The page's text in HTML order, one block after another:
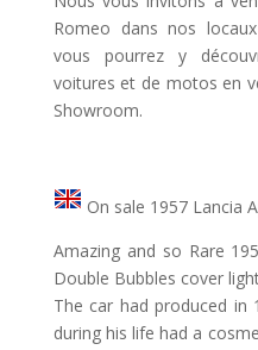
Romeo dans nos
vous pourrez y
voitures et de motos en
Showroom.
On sale 1957 Lancia
Amazing and so Rare
Double Bubbles cover
The car had produced in
during his life had a